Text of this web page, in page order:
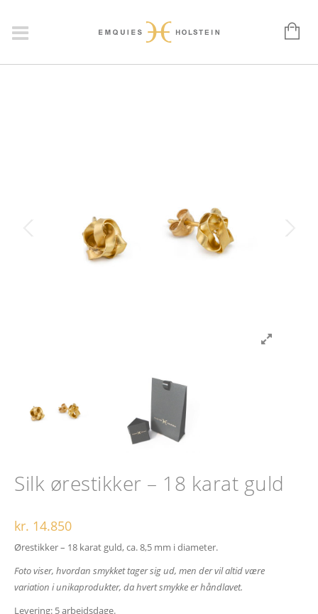
Silk ørestikker – 18 karat guld
kr. 14.850
Ørestikker – 18 karat guld, ca. 8,5 mm i diameter.
Foto viser, hvordan smykket tager sig ud, men der vil altid være
variation i unikaprodukter, da hvert smykke er håndlavet.
Levering: 5 arbejdsdage.